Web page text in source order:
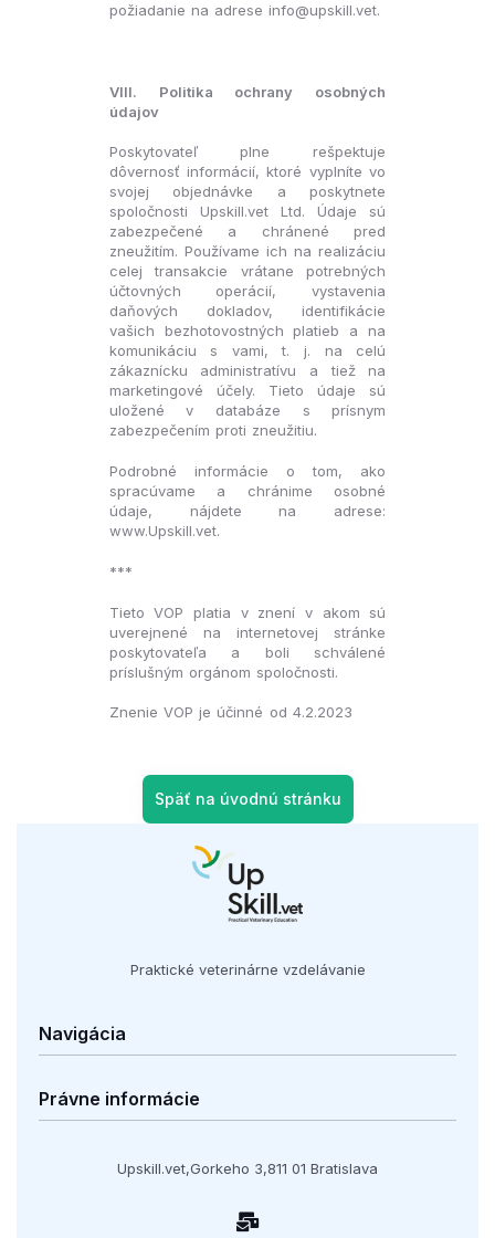
požiadanie na adrese info@upskill.vet.
VIII. Politika ochrany osobných
údajov
Poskytovateľ plne rešpektuje
dôvernosť informácií, ktoré vyplníte vo
svojej objednávke a poskytnete
spoločnosti Upskill.vet Ltd. Údaje sú
zabezpečené a chránené pred
zneužitím. Používame ich na realizáciu
celej transakcie vrátane potrebných
účtovných operácií, vystavenia
daňových dokladov, identifikácie
vašich bezhotovostných platieb a na
komunikáciu s vami, t. j. na celú
zákaznícku administratívu a tiež na
marketingové účely. Tieto údaje sú
uložené v databáze s prísnym
zabezpečením proti zneužitiu.
Podrobné informácie o tom, ako
spracúvame a chránime osobné
údaje, nájdete na adrese:
www.Upskill.vet.
***
Tieto VOP platia v znení v akom sú
uverejnené na internetovej stránke
poskytovateľa a boli schválené
príslušným orgánom spoločnosti.
Znenie VOP je účinné od 4.2.2023
Späť na úvodnú stránku
Praktické veterinárne vzdelávanie
Navigácia
Filozofia
Cesta do Bratislavy
Právne informácie
Upskill.vet,Gorkeho 3,811 01 Bratislava